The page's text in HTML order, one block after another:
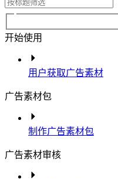
开始使用
用户获取广告素材
广告素材包
制作广告素材包
广告素材审核